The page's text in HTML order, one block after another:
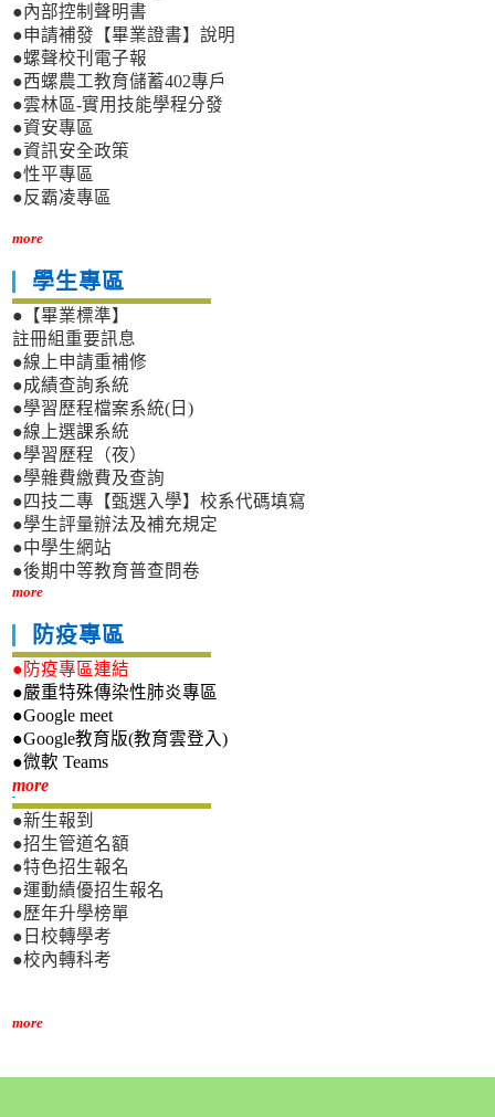
●內部控制聲明書
●申請補發【畢業證書】說明
●螺聲校刊電子報
●西螺農工教育儲蓄402專戶
●雲林區-實用技能學程分發
●資安專區
●資訊安全政策
●性平專區
●反霸凌專區
more
學生專區
●【畢業標準】
註冊組重要訊息
●線上申請重補修
●成績查詢系統
●學習歷程檔案系統(日)
●線上選課系統
●學習歷程（夜）
●學雜費繳費及查詢
●四技二專【甄選入學】校系代碼填寫
●學生評量辦法及補充規定
●中學生網站
●後期中等教育普查問卷
more
防疫專區
●防疫專區連結
●嚴重特殊傳染性肺炎專區
●Google meet
●Google教育版(教育雲登入)
●微軟 Teams
more新生專區
●新生報到
●招生管道名額
●特色招生報名
●運動績優招生報名
●歷年升學榜單
●日校轉學考
●校內轉科考
more